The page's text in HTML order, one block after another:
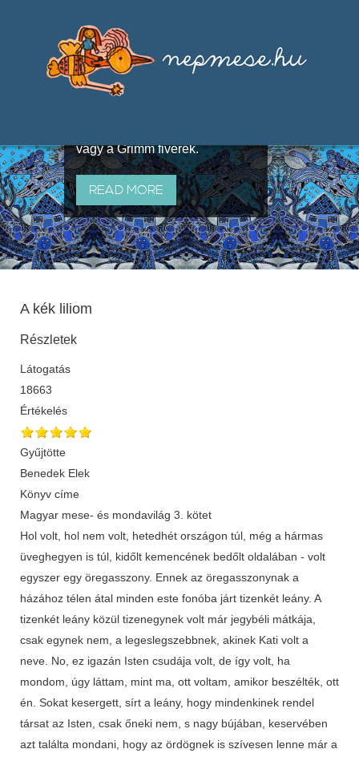
útján terjedő elbeszélésekből,
melyeket olyan ismert gyűjtők
állítottak össze, mint Benedek
vagy a Grimm fivérek.
READ MORE
A kék liliom
Részletek
Látogatás
18663
Értékelés
Gyűjtötte
Benedek Elek
Könyv címe
Magyar mese- és mondavilág 3. kötet
Hol volt, hol nem volt, hetedhét országon túl, még a hármas
üveghegyen is túl, kidőlt kemencének bedőlt oldalában - volt
egyszer egy öregasszony. Ennek az öregasszonynak a
házához télen átal minden este fonóba járt tizenkét leány. A
tizenkét leány közül tizenegynek volt már jegybéli mátkája,
csak egynek nem, a legeslegszebbnek, akinek Kati volt a
neve. No, ez igazán Isten csudája volt, de így volt, ha
mondom, úgy láttam, mint ma, ott voltam, amikor beszélték, ott
én. Sokat kesergett, sírt a leány, hogy mindenkinek rendel
társat az Isten, csak őneki nem, s nagy bújában, keservében
azt találta mondani, hogy az ördögnek is szívesen lenne már a